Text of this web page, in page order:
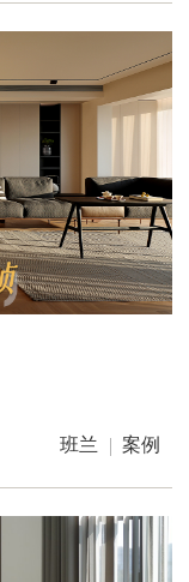
班兰 案例